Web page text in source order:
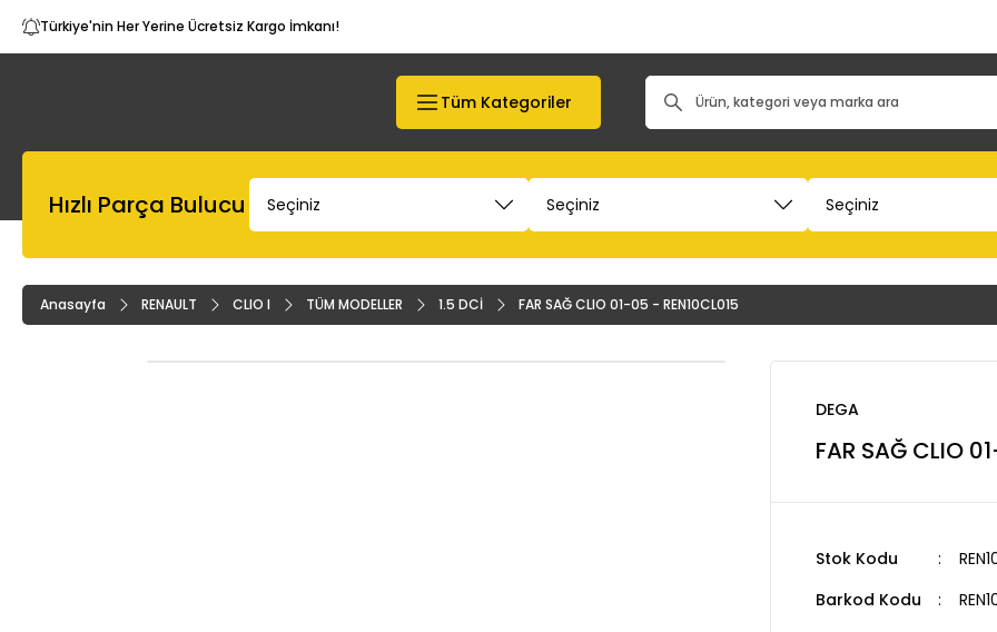
Türkiye'nin Her Yerine Ücretsiz Kargo İmkanı!
Tüm Kategoriler
Hızlı Parça Bulucu
Anasayfa RENAULT CLIO I TÜM MODELLER 1.5 DCİ FAR SAĞ CLIO 01-05 - REN10CL015
DEGA
FAR SAĞ CLIO
Stok Kodu
Barkod Kodu